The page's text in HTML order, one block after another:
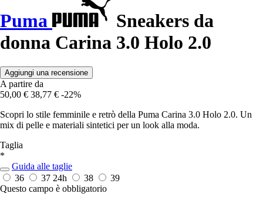
Puma
Sneakers da
donna Carina 3.0 Holo 2.0
Aggiungi una recensione
A partire da
50,00 € 38,77 € -22%
Scopri lo stile femminile e retrò della Puma Carina 3.0 Holo 2.0. Un
mix di pelle e materiali sintetici per un look alla moda.
Taglia
*
Guida alle taglie
36
37 24h 38
39
Questo campo è obbligatorio